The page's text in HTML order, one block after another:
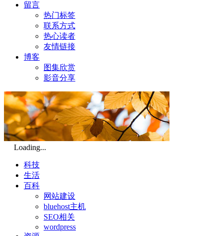
留言
热门标签
联系方式
热心读者
友情链接
博客
图集欣赏
影音分享
Loading...
科技
生活
百科
网站建设
bluehost主机
SEO相关
wordpress